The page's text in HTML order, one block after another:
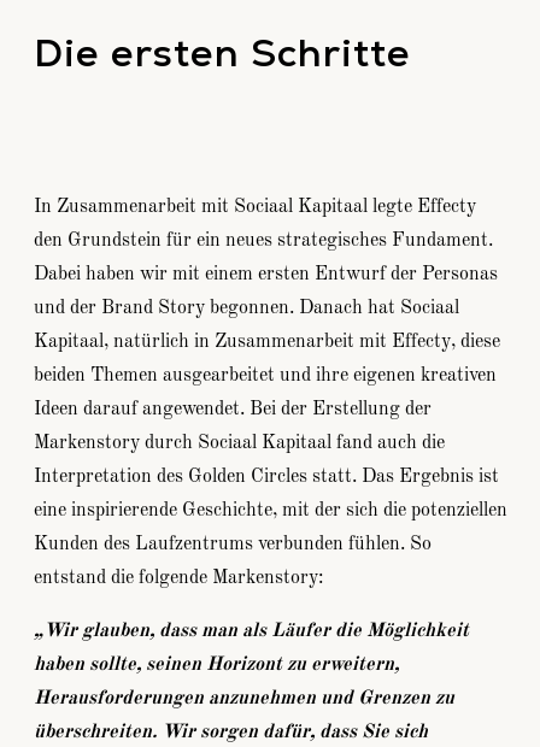
Die ersten Schritte
In Zusammenarbeit mit Sociaal Kapitaal legte Effecty
den Grundstein für ein neues strategisches Fundament.
Dabei haben wir mit einem ersten Entwurf der Personas
und der Brand Story begonnen. Danach hat Sociaal
Kapitaal, natürlich in Zusammenarbeit mit Effecty, diese
beiden Themen ausgearbeitet und ihre eigenen kreativen
Ideen darauf angewendet. Bei der Erstellung der
Markenstory durch Sociaal Kapitaal fand auch die
Interpretation des Golden Circles statt. Das Ergebnis ist
eine inspirierende Geschichte, mit der sich die potenziellen
Kunden des Laufzentrums verbunden fühlen. So
entstand die folgende Markenstory:
„Wir glauben, dass man als Läufer die Möglichkeit
haben sollte, seinen Horizont zu erweitern,
Herausforderungen anzunehmen und Grenzen zu
überschreiten. Wir sorgen dafür, dass Sie sich